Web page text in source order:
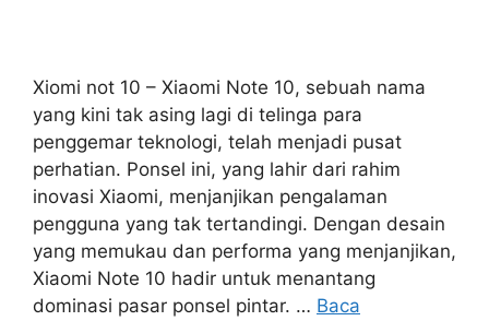
Xiomi not 10 – Xiaomi Note 10, sebuah nama
yang kini tak asing lagi di telinga para
penggemar teknologi, telah menjadi pusat
perhatian. Ponsel ini, yang lahir dari rahim
inovasi Xiaomi, menjanjikan pengalaman
pengguna yang tak tertandingi. Dengan desain
yang memukau dan performa yang menjanjikan,
Xiaomi Note 10 hadir untuk menantang
dominasi pasar ponsel pintar. … Baca